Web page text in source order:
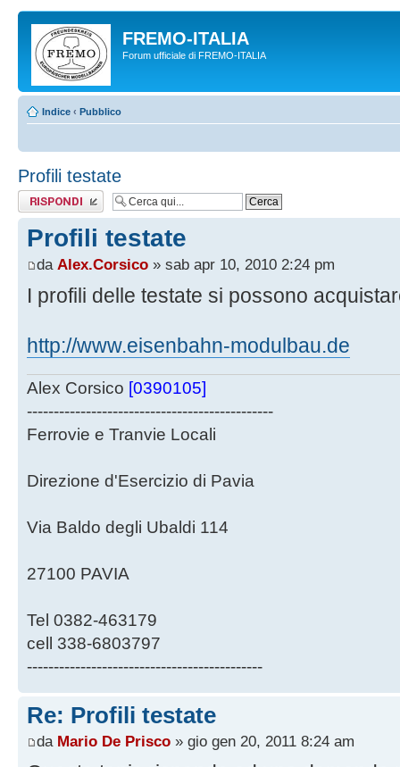
FREMO-ITALIA
Forum ufficiale di FREMO-ITALIA
Indice ‹ Pubblico
Profili testate
Rispondi al
messaggio
Profili testate
da Alex.Corsico » sab apr 10, 2010 2:24 pm
I profili delle testate si possono
http://www.eisenbahn-modulbau.de
Alex Corsico [0390105]
----------------------------------------------
Ferrovie e Tranvie Locali
Direzione d'Esercizio di Pavia
Via Baldo degli Ubaldi 114
27100 PAVIA
Tel 0382-463179
cell 338-6803797
--------------------------------------------
Re: Profili testate
da Mario De Prisco » gio gen 20, 2011 8:24 am